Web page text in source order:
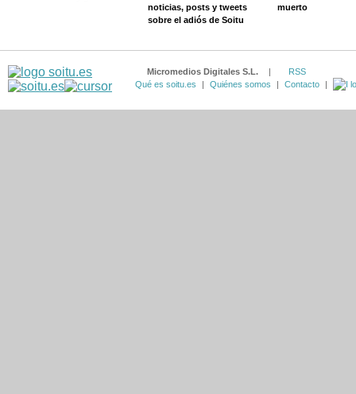
noticias, posts y tweets
sobre el adiós de Soitu
muerto
Micromedios Digitales S.L. |
RSS
Qué es soitu.es
| Quiénes somos | Contacto |